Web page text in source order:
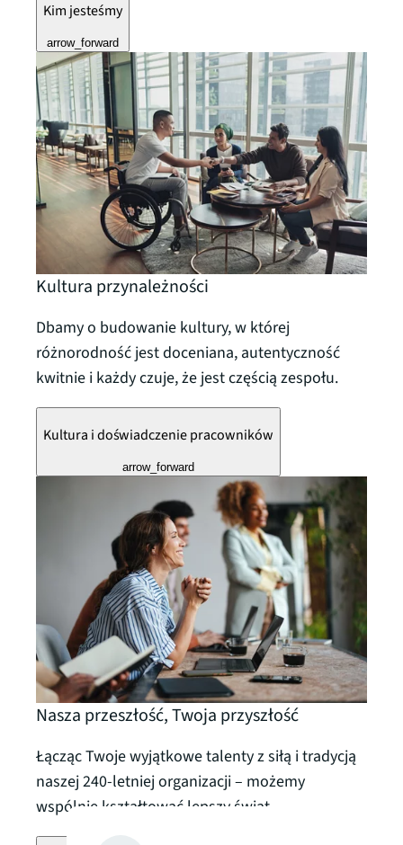
Kim jesteśmy
arrow_forward
Kultura przynależności
Dbamy o budowanie kultury, w której
różnorodność jest doceniana, autentyczność
kwitnie i każdy czuje, że jest częścią zespołu.
Kultura i doświadczenie pracowników
arrow_forward
Nasza przeszłość, Twoja przyszłość
Łącząc Twoje wyjątkowe talenty z siłą i tradycją
naszej 240-letniej organizacji – możemy
wspólnie kształtować lepszy świat.